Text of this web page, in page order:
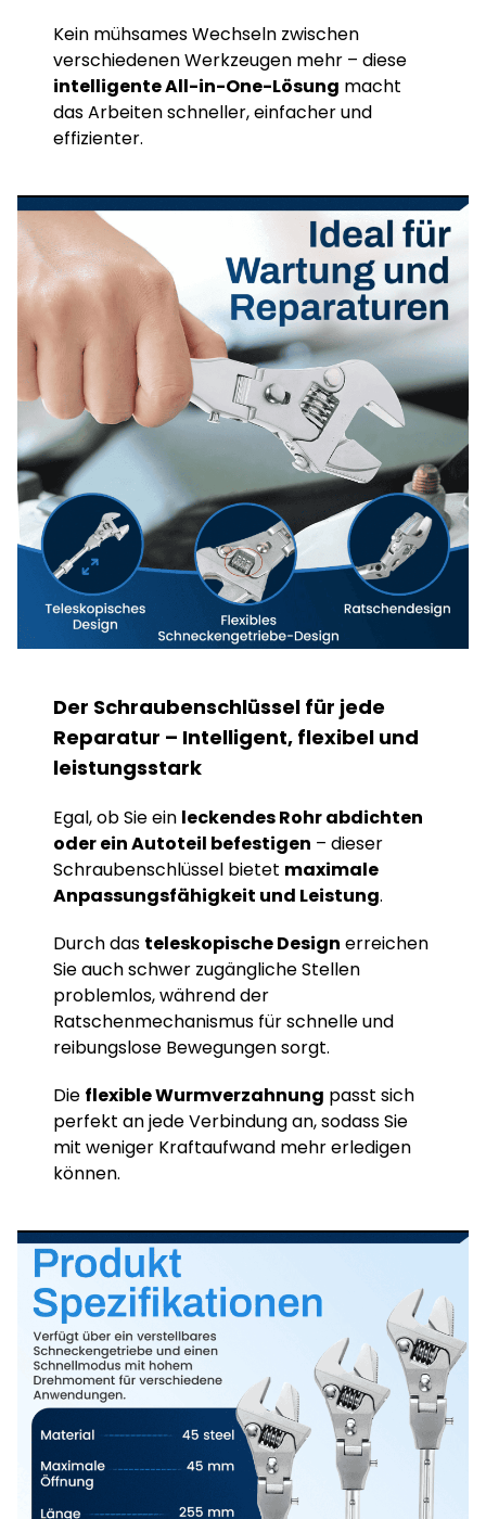
Kein mühsames Wechseln zwischen
verschiedenen Werkzeugen mehr – diese
intelligente All-in-One-Lösung macht
das Arbeiten schneller, einfacher und
effizienter.
Der Schraubenschlüssel für jede
Reparatur – Intelligent, flexibel und
leistungsstark
Egal, ob Sie ein leckendes Rohr abdichten
oder ein Autoteil befestigen – dieser
Schraubenschlüssel bietet maximale
Anpassungsfähigkeit und Leistung.
Durch das teleskopische Design erreichen
Sie auch schwer zugängliche Stellen
problemlos, während der
Ratschenmechanismus für schnelle und
reibungslose Bewegungen sorgt.
Die flexible Wurmverzahnung passt sich
perfekt an jede Verbindung an, sodass Sie
mit weniger Kraftaufwand mehr erledigen
können.